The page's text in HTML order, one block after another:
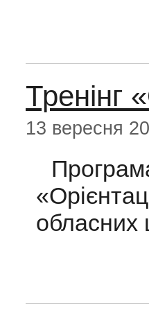
Тренінг
13 вересня
обласних